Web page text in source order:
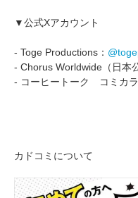
▼公式Xアカウント
- Toge Productions：
- Chorus Worldwide（日本
- コーヒートーク コミカラ
カドコミについて